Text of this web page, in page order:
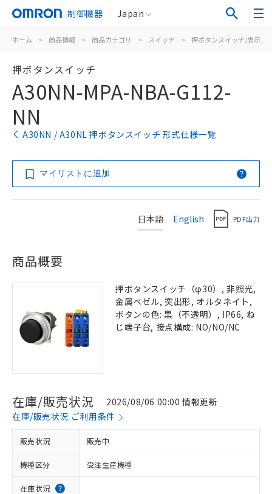
制御機器 Japan
ホーム > 商品情報 > 商品カテゴリ > スイッチ > 押ボタンスイッチ/表示灯
押ボタンスイッチ
A30NN-MPA-NBA-G112-
NN
A30NN / A30NL 押ボタンスイッチ 形式仕様一覧
マイリストに追加
日本語 English PDF出力
商品概要
押ボタンスイッチ（φ30）, 非照光,
金属ベゼル, 突出形, オルタネイト,
ボタンの色: 黒（不透明）, IP66, ね
じ端子台, 接点構成: NO/NO/NC
在庫/販売状況
2026/08/06 00:00 情報更新
在庫/販売状況 ご利用条件
販売状況 販売中
機種区分 受注生産機種
在庫状況